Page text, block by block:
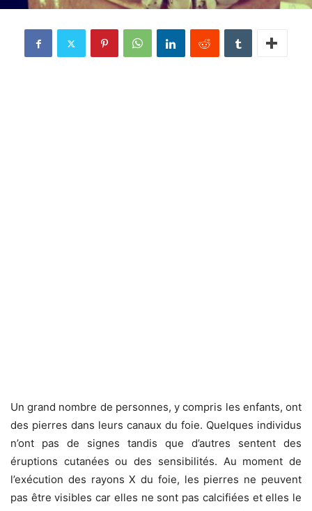
Un grand nombre de personnes, y compris les enfants, ont
des pierres dans leurs canaux du foie. Quelques individus
n’ont pas de signes tandis que d’autres sentent des
éruptions cutanées ou des sensibilités. Au moment de
l’exécution des rayons X du foie, les pierres ne peuvent
pas être visibles car elles ne sont pas calcifiées et elles le